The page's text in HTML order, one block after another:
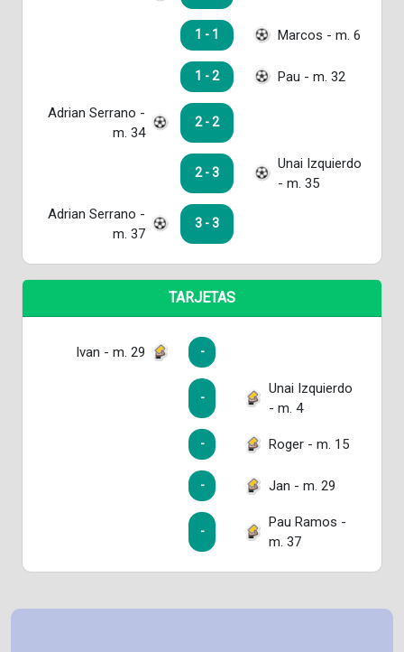
1 - 1 Marcos - m. 6
1 - 2 Pau - m. 32
Adrian Serrano -
m. 34
2 - 2
2 - 3
Unai Izquierdo
- m. 35
Adrian Serrano -
m. 37
3 - 3
TARJETAS
Ivan - m. 29 -
-
Unai Izquierdo
- m. 4
- Roger - m. 15
- Jan - m. 29
-
Pau Ramos -
m. 37